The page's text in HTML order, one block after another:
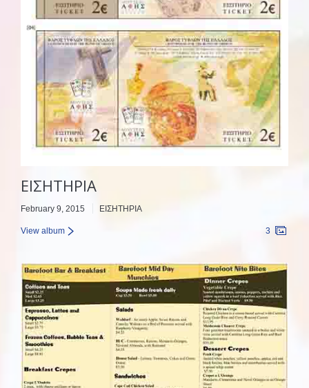
ΕΙΣΗΤΗΡΙΑ
February 9, 2015 ΕΙΣΗΤΗΡΙΑ
View album 3